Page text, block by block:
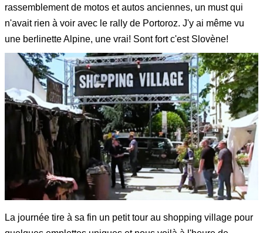
rassemblement de motos et autos anciennes, un must qui
n'avait rien à voir avec le rally de Portoroz. J'y ai même vu
une berlinette Alpine, une vrai! Sont fort c'est Slovène!
La journée tire à sa fin un petit tour au shopping village pour